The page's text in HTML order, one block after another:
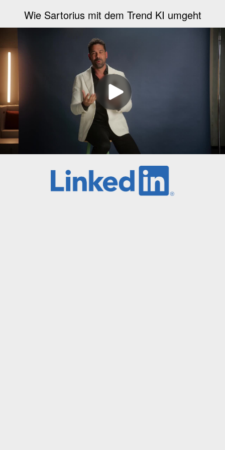
Wie Sartorius mit dem Trend KI umgeht